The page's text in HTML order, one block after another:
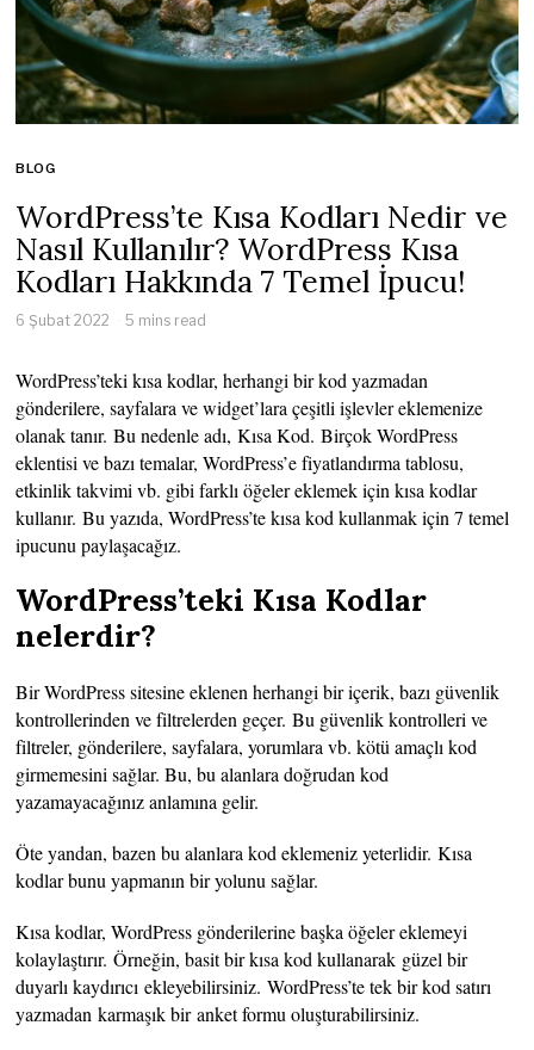
BLOG
WordPress’te Kısa Kodları Nedir ve
Nasıl Kullanılır? WordPress Kısa
Kodları Hakkında 7 Temel İpucu!
6 Şubat 2022 5 mins read
WordPress’teki kısa kodlar, herhangi bir kod yazmadan
gönderilere, sayfalara ve widget’lara çeşitli işlevler eklemenize
olanak tanır. Bu nedenle adı, Kısa Kod. Birçok WordPress
eklentisi ve bazı temalar, WordPress’e fiyatlandırma tablosu,
etkinlik takvimi vb. gibi farklı öğeler eklemek için kısa kodlar
kullanır. Bu yazıda, WordPress’te kısa kod kullanmak için 7 temel
ipucunu paylaşacağız.
WordPress’teki Kısa Kodlar
nelerdir?
Bir WordPress sitesine eklenen herhangi bir içerik, bazı güvenlik
kontrollerinden ve filtrelerden geçer. Bu güvenlik kontrolleri ve
filtreler, gönderilere, sayfalara, yorumlara vb. kötü amaçlı kod
girmemesini sağlar. Bu, bu alanlara doğrudan kod
yazamayacağınız anlamına gelir.
Öte yandan, bazen bu alanlara kod eklemeniz yeterlidir. Kısa
kodlar bunu yapmanın bir yolunu sağlar.
Kısa kodlar, WordPress gönderilerine başka öğeler eklemeyi
kolaylaştırır. Örneğin, basit bir kısa kod kullanarak güzel bir
duyarlı kaydırıcı ekleyebilirsiniz. WordPress’te tek bir kod satırı
yazmadan karmaşık bir anket formu oluşturabilirsiniz.